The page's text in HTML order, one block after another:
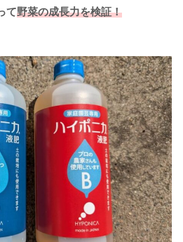
て野菜の成長力を検証！